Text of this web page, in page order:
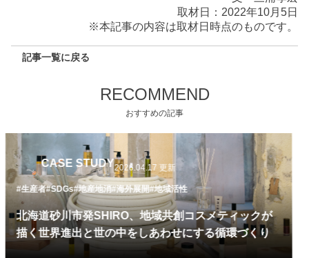
取材日：2022年10月5日
※本記事の内容は取材日時点のものです。
記事一覧に戻る
RECOMMEND
おすすめの記事
CASE STUDY2026.04.14 更新
#生産者#日本の歴史・伝統文化#海外展開
有松鳴海絞りを世界へ。「suzusan(スズサン)」が導
く、伝統工芸の次世代モデル